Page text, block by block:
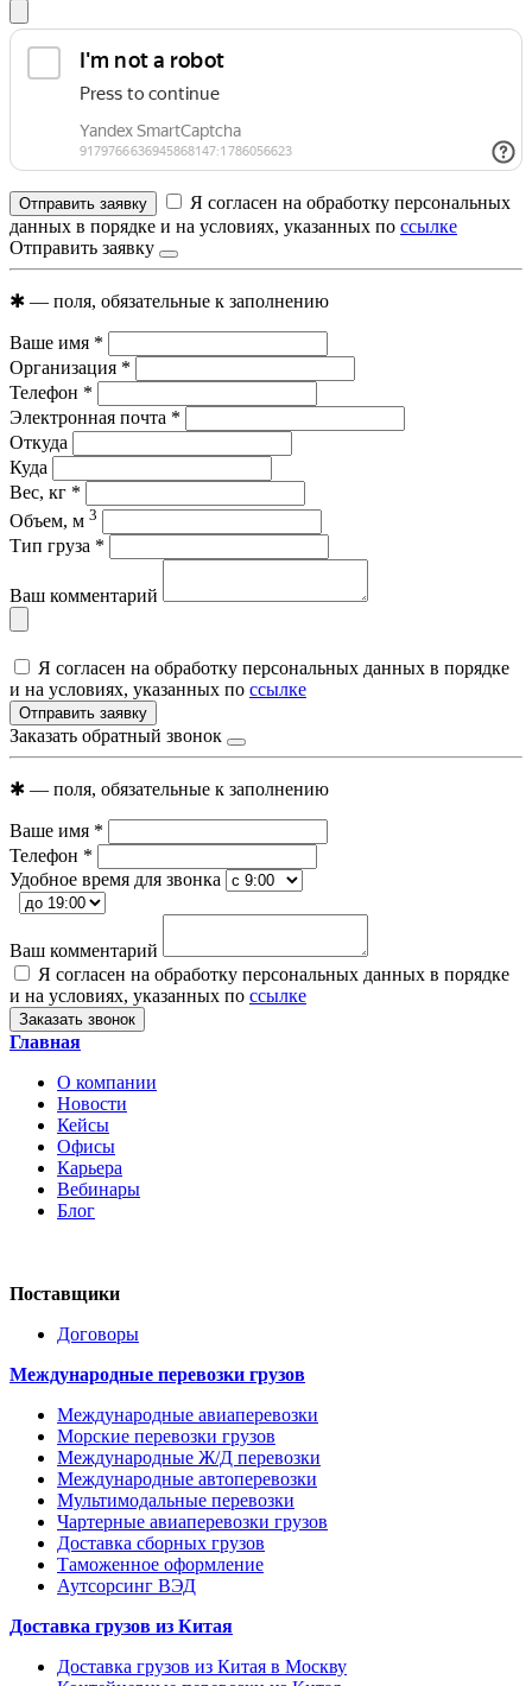
Отправить заявку
Я согласен на обработку персональных
данных в порядке и на условиях, указанных по ссылке
Отправить заявку
✱ — поля, обязательные к заполнению
Ваше имя *
Организация *
Телефон *
Электронная почта *
Откуда
Куда
Вес, кг *
Объем, м 3
Тип груза *
Ваш комментарий
Я согласен на обработку персональных данных в порядке
и на условиях, указанных по ссылке
Отправить заявку
Заказать обратный звонок
✱ — поля, обязательные к заполнению
Ваше имя *
Телефон *
Удобное время для звонка
Ваш комментарий
Я согласен на обработку персональных данных в порядке
и на условиях, указанных по ссылке
Заказать звонок
Главная
О компании
Новости
Кейсы
Офисы
Карьера
Вебинары
Блог
Поставщики
Договоры
Международные перевозки грузов
Международные авиаперевозки
Морские перевозки грузов
Международные Ж/Д перевозки
Международные автоперевозки
Мультимодальные перевозки
Чартерные авиаперевозки грузов
Доставка сборных грузов
Таможенное оформление
Аутсорсинг ВЭД
Доставка грузов из Китая
Доставка грузов из Китая в Москву